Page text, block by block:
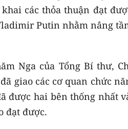
các thỏa thuận đạt
Putin nhằm nâng
Nga của Tổng Bí thư,
giao các cơ quan chức
được hai bên thống nhất
đạt được.